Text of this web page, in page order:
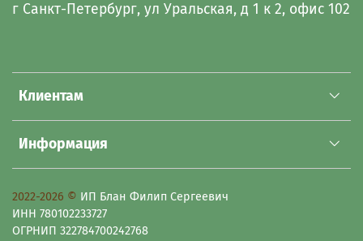
Клиентам
Информация
г Санкт-Петербург, ул Уральская, д 1 к 2, офис 102
2022-2026 © ИП Блан Филип Сергеевич
ИНН 780102233727
ОГРНИП 322784700242768